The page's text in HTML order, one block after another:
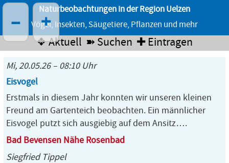
Naturbeobachtungen in der Region Uelzen
Vögel, Insekten, Säugetiere, Pflanzen und mehr
❖ Aktuell ➽ Suchen ✚ Eintragen
Mi, 20.05.26 – 08:10 Uhr
Eisvogel
Erstmals in diesem Jahr konnten wir unseren kleinen
Freund am Gartenteich beobachten. Ein männlicher
Eisvogel putzt sich ausgiebig auf dem Ansitz….
Bad Bevensen Nähe Rosenbad
Siegfried Tippel
– +